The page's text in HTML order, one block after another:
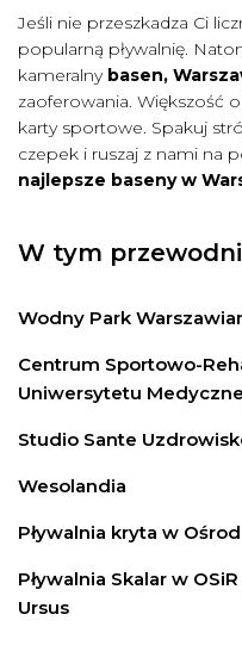
Jeśli nie przeszkadza Ci
popularną pływalnię.
kameralnybasen,
zaoferowania. Większość
karty sportowe. Spakuj
czepek i ruszaj z nami na
najlepsze baseny w
W tym
Wodny Park
Centrum Sportowo-
Uniwersytetu
Studio Sante
Wesolandia
Pływalnia kryta w
Pływalnia Skalar w
Ursus